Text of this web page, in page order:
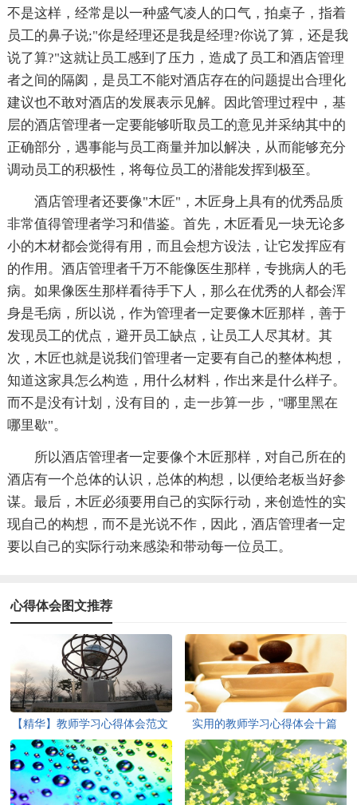
不是这样，经常是以一种盛气凌人的口气，拍桌子，指着
员工的鼻子说;"你是经理还是我是经理?你说了算，还是我
说了算?"这就让员工感到了压力，造成了员工和酒店管理
者之间的隔阂，是员工不能对酒店存在的问题提出合理化
建议也不敢对酒店的发展表示见解。因此管理过程中，基
层的酒店管理者一定要能够听取员工的意见并采纳其中的
正确部分，遇事能与员工商量并加以解决，从而能够充分
调动员工的积极性，将每位员工的潜能发挥到极至。
酒店管理者还要像"木匠"，木匠身上具有的优秀品质
非常值得管理者学习和借鉴。首先，木匠看见一块无论多
小的木材都会觉得有用，而且会想方设法，让它发挥应有
的作用。酒店管理者千万不能像医生那样，专挑病人的毛
病。如果像医生那样看待手下人，那么在优秀的人都会浑
身是毛病，所以说，作为管理者一定要像木匠那样，善于
发现员工的优点，避开员工缺点，让员工人尽其材。其
次，木匠也就是说我们管理者一定要有自己的整体构想，
知道这家具怎么构造，用什么材料，作出来是什么样子。
而不是没有计划，没有目的，走一步算一步，"哪里黑在
哪里歇"。
所以酒店管理者一定要像个木匠那样，对自己所在的
酒店有一个总体的认识，总体的构想，以便给老板当好参
谋。最后，木匠必须要用自己的实际行动，来创造性的实
现自己的构想，而不是光说不作，因此，酒店管理者一定
要以自己的实际行动来感染和带动每一位员工。
心得体会图文推荐
【精华】教师学习心得体会范文
4篇
实用的教师学习心得体会十篇